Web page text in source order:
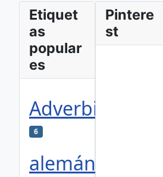
Etiquet
as
popular
es
Adverbios
6
alemán
Pintere
st